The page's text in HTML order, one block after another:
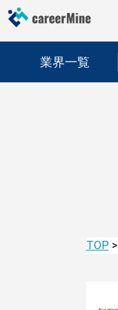
業界一覧
TOP>